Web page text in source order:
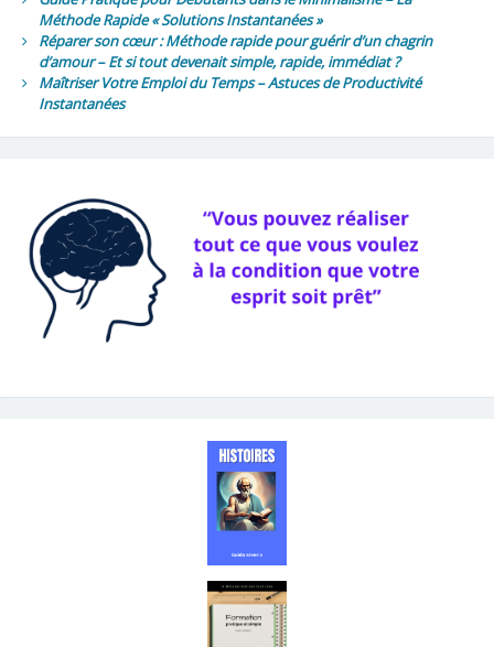
Méthode Rapide « Solutions Instantanées »
Réparer son cœur : Méthode rapide pour guérir d’un chagrin
d’amour – Et si tout devenait simple, rapide, immédiat ?
Maîtriser Votre Emploi du Temps – Astuces de Productivité
Instantanées